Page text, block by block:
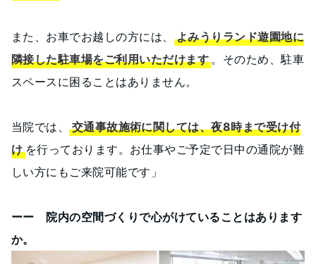
また、お車でお越しの方には、
よみうりランド遊園地に
隣接した駐車場をご利用いただけます。そのため、駐車
スペースに困ることはありません。
当院では、交通事故施術に関しては、夜8時まで受け付
けを行っております。お仕事やご予定で日中の通院が難
しい方にもご来院可能です」
ーー 院内の空間づくりで心がけていることはあります
か。